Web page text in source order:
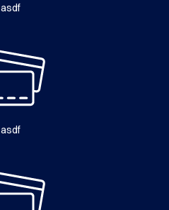
asdf
asdf